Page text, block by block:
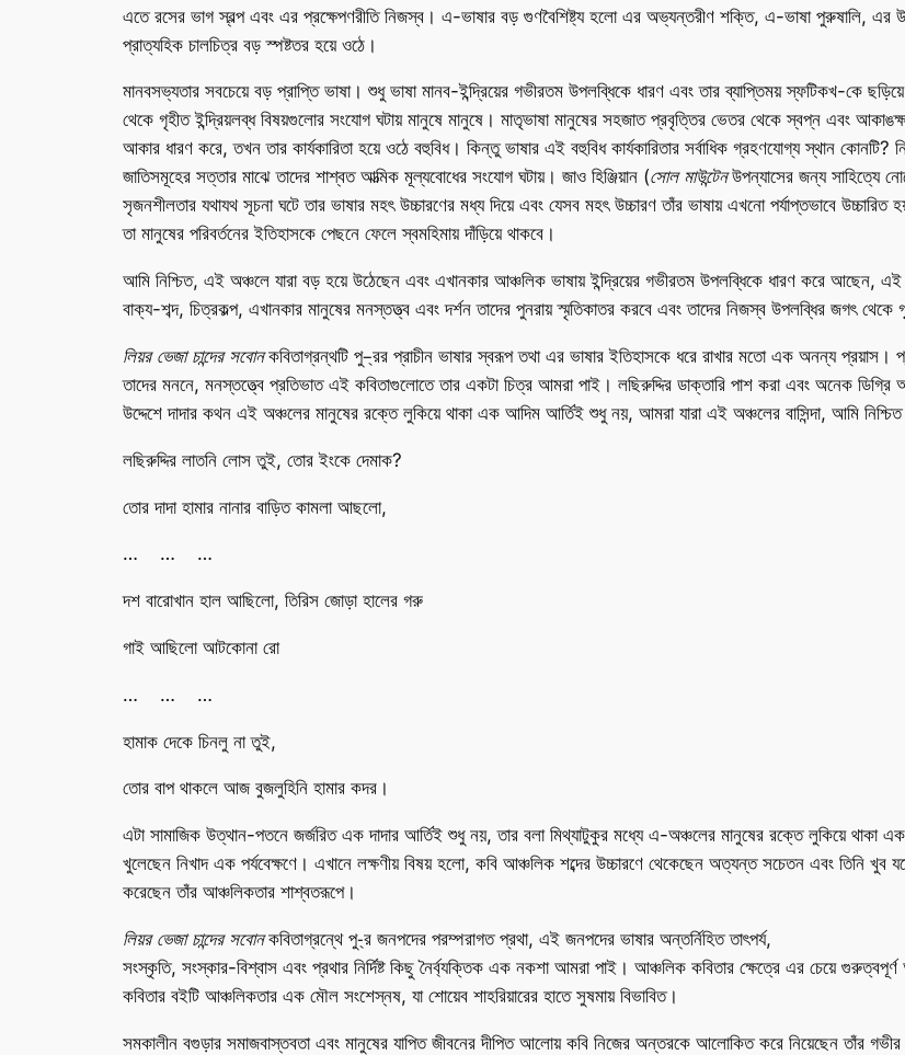
এতে রসের ভাগ স্বল্প এবং এর প্রক্ষেপণরীতি নিজস্ব। এ-ভাষার বড় গুণবৈশিষ্ট্য হলো এর অভ্যন্তরীণ শক্তি, এ-ভাষা পুরুষালি, এর
প্রাত্যহিক চালচিত্র বড় স্পষ্টতর হয়ে ওঠে।
মানবসভ্যতার সবচেয়ে বড় প্রাপ্তি ভাষা। শুধু ভাষা মানব-ইন্দ্রিয়ের গভীরতম উপলব্ধিকে ধারণ এবং তার ব্যাপ্তিময় স্ফটিকখ-কে
থেকে গৃহীত ইন্দ্রিয়লব্ধ বিষয়গুলোর সংযোগ ঘটায় মানুষে মানুষে। মাতৃভাষা মানুষের সহজাত প্রবৃত্তির ভেতর থেকে স্বপ্ন এবং
আকার ধারণ করে, তখন তার কার্যকারিতা হয়ে ওঠে বহুবিধ। কিন্তু ভাষার এই বহুবিধ কার্যকারিতার সর্বাধিক গ্রহণযোগ্য স্থান
জাতিসমূহের সত্তার মাঝে তাদের শাশ্বত আত্মিক মূল্যবোধের সংযোগ ঘটায়। জাও হিঞ্জিয়ান (সোল মাউন্টেনউপন্যাসের জন্য সাহিত্যে
সৃজনশীলতার যথাযথ সূচনা ঘটে তার ভাষার মহৎ উচ্চারণের মধ্য দিয়ে এবং যেসব মহৎ উচ্চারণ তাঁর ভাষায় এখনো পর্যাপ্তভাবে
তা মানুষের পরিবর্তনের ইতিহাসকে পেছনে ফেলে স্বমহিমায় দাঁড়িয়ে থাকবে।
আমি নিশ্চিত, এই অঞ্চলে যারা বড় হয়ে উঠেছেন এবং এখানকার আঞ্চলিক ভাষায় ইন্দ্রিয়ের গভীরতম উপলব্ধিকে ধারণ করে আছেন, এই
বাক্য-শব্দ, চিত্রকল্প, এখানকার মানুষের মনস্তত্ত্ব এবং দর্শন তাদের পুনরায় স্মৃতিকাতর করবে এবং তাদের নিজস্ব উপলব্ধির জগৎ
লিয়র ভেজা চান্দের সবোনকবিতাগ্রন্থটি পু–্রর প্রাচীন ভাষার স্বরূপ তথা এর ভাষার ইতিহাসকে ধরে রাখার মতো এক অনন্য প্রয়াস।
তাদের মননে, মনস্তত্ত্বে প্রতিভাত এই কবিতাগুলোতে তার একটা চিত্র আমরা পাই। লছিরুদ্দির ডাক্তারি পাশ করা এবং অনেক ডিগ্রি
উদ্দেশে দাদার কথন এই অঞ্চলের মানুষের রক্তে লুকিয়ে থাকা এক আদিম আর্তিই শুধু নয়, আমরা যারা এই অঞ্চলের বাসিন্দা, আমি
লছিরুদ্দির লাতনি লোস তুই, তোর ইংকে দেমাক?
তোর দাদা হামার নানার বাড়িত কামলা আছলো,
… … …
দশ বারোখান হাল আছিলো, তিরিস জোড়া হালের গরু
গাই আছিলো আটকোনা রো
… … …
হামাক দেকে চিনলু না তুই,
তোর বাপ থাকলে আজ বুজলুহিনি হামার কদর।
এটা সামাজিক উত্থান-পতনে জর্জরিত এক দাদার আর্তিই শুধু নয়, তার বলা মিথ্যাটুকুর মধ্যে এ-অঞ্চলের মানুষের রক্তে লুকিয়ে থাকা
খুলেছেন নিখাদ এক পর্যবেক্ষণে। এখানে লক্ষণীয় বিষয় হলো, কবি আঞ্চলিক শব্দের উচ্চারণে থেকেছেন অত্যন্ত সচেতন এবং তিনি খুব
করেছেন তাঁর আঞ্চলিকতার শাশ্বতরূপে।
লিয়র ভেজা চান্দের সবোনকবিতাগ্রন্থে পু-্র জনপদের পরম্পরাগত প্রথা, এই জনপদের ভাষার অন্তর্নিহিত তাৎপর্য,
সংস্কৃতি, সংস্কার-বিশ্বাস এবং প্রথার নির্দিষ্ট কিছু নৈর্ব্যক্তিক এক নকশা আমরা পাই। আঞ্চলিক কবিতার ক্ষেত্রে এর চেয়ে গুরুত্বপূর্ণ
কবিতার বইটি আঞ্চলিকতার এক মৌল সংশেস্নষ, যা শোয়েব শাহরিয়ারের হাতে সুষমায় বিভাবিত।
সমকালীন বগুড়ার সমাজবাস্তবতা এবং মানুষের যাপিত জীবনের দীপিত আলোয় কবি নিজের অন্তরকে আলোকিত করে নিয়েছেন তাঁর গভীর